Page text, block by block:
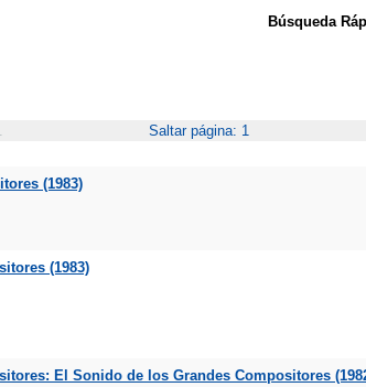
Búsqueda
Saltar página: 1
(1983)
(1983)
El Sonido de los Grandes Compositores